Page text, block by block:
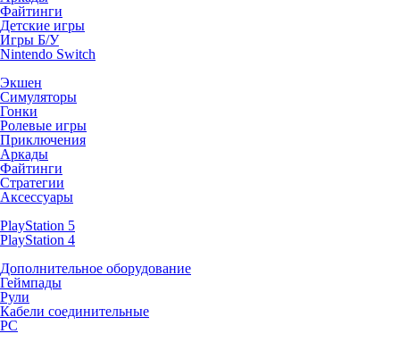
Файтинги
Детские игры
Игры Б/У
Nintendo Switch
Экшен
Симуляторы
Гонки
Ролевые игры
Приключения
Аркады
Файтинги
Стратегии
Аксессуары
PlayStation 5
PlayStation 4
Дополнительное оборудование
Геймпады
Рули
Кабели соединительные
PC